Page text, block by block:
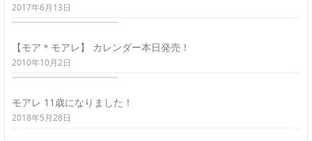
2017年6月13日
【モア＊モアレ】 カレンダー本日発売！
2010年10月2日
モアレ 11歳になりました！
2018年5月28日